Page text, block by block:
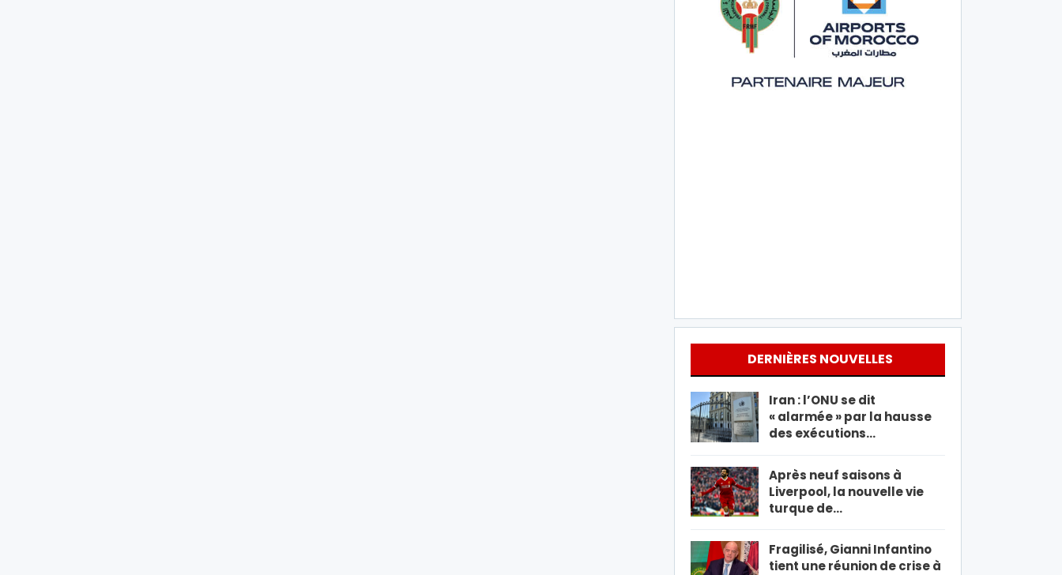
DERNIÈRES NOUVELLES
Iran : l’ONU se dit
« alarmée » par la hausse
des exécutions…
Après neuf saisons à
Liverpool, la nouvelle vie
turque de…
Fragilisé, Gianni Infantino
tient une réunion de crise à